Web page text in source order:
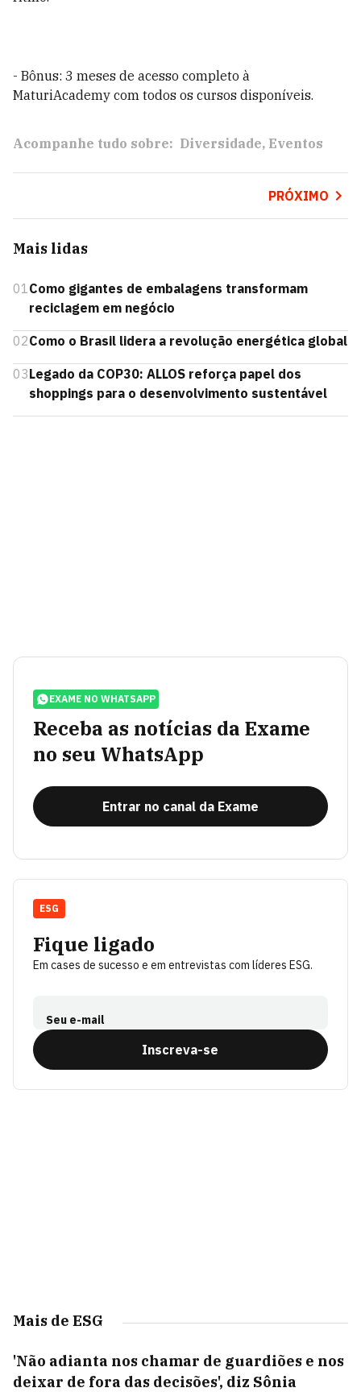
- Bônus: 3 meses de acesso completo à
MaturiAcademy com todos os cursos disponíveis.
Acompanhe tudo sobre: Diversidade Eventos
PRÓXIMO
Mais lidas
01Como gigantes de embalagens transformam
reciclagem em negócio
02Como o Brasil lidera a revolução energética global
03Legado da COP30: ALLOS reforça papel dos
shoppings para o desenvolvimento sustentável
EXAME NO WHATSAPP
Receba as notícias da Exame
no seu WhatsApp
Entrar no canal da Exame
Fique ligado
Em cases de sucesso e em entrevistas com líderes ESG.
Seu e-mail
Inscreva-se
ESG
Mais de ESG
'Não adianta nos chamar de guardiões e nos
deixar de fora das decisões', diz Sônia